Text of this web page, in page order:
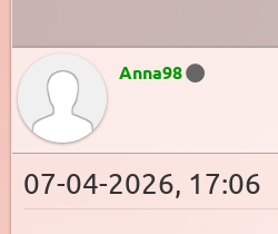
Anna98
07-04-2026, 17:06